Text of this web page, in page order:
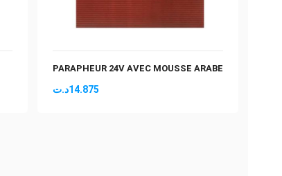
PARAPHEUR 24V AVEC MOUSSE ARABE
14.875د.ت